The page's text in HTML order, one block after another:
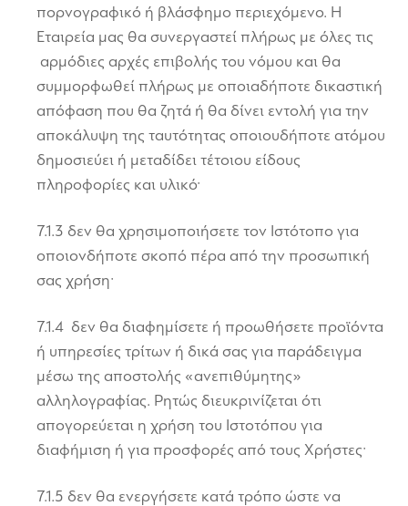
πορνογραφικό ή βλάσφημο περιεχόμενο. Η
Εταιρεία μας θα συνεργαστεί πλήρως με όλες τις
αρμόδιες αρχές επιβολής του νόμου και θα
συμμορφωθεί πλήρως με οποιαδήποτε δικαστική
απόφαση που θα ζητά ή θα δίνει εντολή για την
αποκάλυψη της ταυτότητας οποιουδήποτε ατόμου
δημοσιεύει ή μεταδίδει τέτοιου είδους
πληροφορίες και υλικό·
7.1.3 δεν θα χρησιμοποιήσετε τον Ιστότοπο για
οποιονδήποτε σκοπό πέρα από την προσωπική
σας χρήση·
7.1.4 δεν θα διαφημίσετε ή προωθήσετε προϊόντα
ή υπηρεσίες τρίτων ή δικά σας για παράδειγμα
μέσω της αποστολής «ανεπιθύμητης»
αλληλογραφίας. Ρητώς διευκρινίζεται ότι
απογορεύεται η χρήση του Ιστοτόπου για
διαφήμιση ή για προσφορές από τους Χρήστες·
7.1.5 δεν θα ενεργήσετε κατά τρόπο ώστε να